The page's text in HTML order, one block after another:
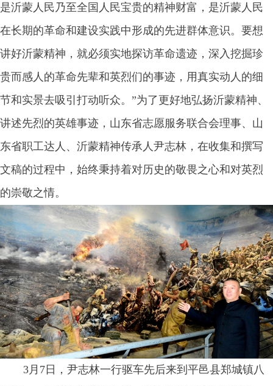
是沂蒙人民乃至全国人民宝贵的精神财富，是沂蒙人民
在长期的革命和建设实践中形成的先进群体意识。要想
讲好沂蒙精神，就必须实地探访革命遗迹，深入挖掘珍
贵而感人的革命先辈和英烈们的事迹，用真实动人的细
节和实景去吸引打动听众。”为了更好地弘扬沂蒙精神、
讲述先烈的英雄事迹，山东省志愿服务联合会理事、山
东省职工达人、沂蒙精神传承人尹志林，在收集和撰写
文稿的过程中，始终秉持着对历史的敬畏之心和对英烈
的崇敬之情。
3月7日，尹志林一行驱车先后来到平邑县郑城镇八